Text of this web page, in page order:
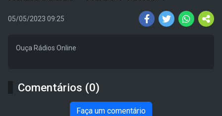
05/05/2023 09:25
Ouça Rádios Online
Comentários (0)
Faça um comentário